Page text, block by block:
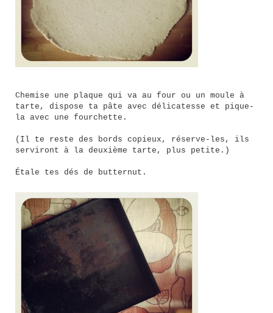
Chemise une plaque qui va au four ou un moule à
tarte, dispose ta pâte avec délicatesse et pique-
la avec une fourchette.
(Il te reste des bords copieux, réserve-les, ils
serviront à la deuxième tarte, plus petite.)
Étale tes dés de butternut.